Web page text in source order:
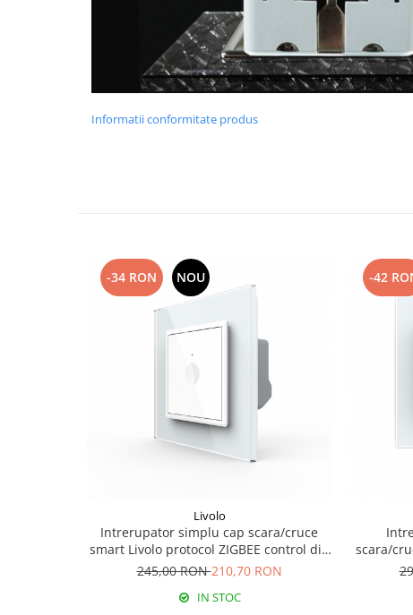
Informatii conformitate produs
-34 RON NOU
Livolo
Intrerupator simplu cap scara/cruce
smart Livolo protocol ZIGBEE control din
aplicatia mobila
245,00 RON210,70 RON
IN STOC
-42
scara/